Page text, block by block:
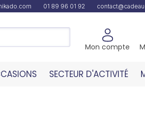
01 89 96 01 92
Mon compte
SECTEUR D'ACTIVITÉ